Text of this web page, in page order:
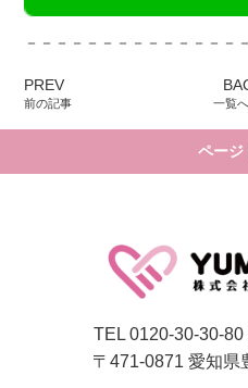
－－－－－－－－－－－－－－
PREV
前の記事 一覧
ページ
TEL 0120-30-30-
〒471-0871 愛知県